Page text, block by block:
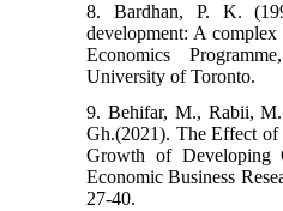
8. Bardhan, P. K.
development: A
Economics
University of Toronto.
9. Behifar, M., Rabii,
Gh.(2021). The Effect
Growth of Developing
Economic Business
27-40.